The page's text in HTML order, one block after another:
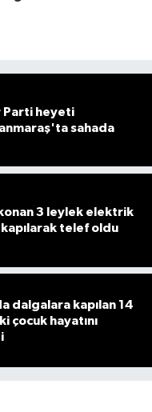
Parti heyeti
sahada
3 leylek elektrik
kapılarak telef oldu
dalgalara kapılan 14
çocuk hayatını